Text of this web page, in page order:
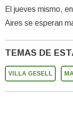
El jueves mismo,
Aires se esperan
TEMAS DE
VILLA GESELL